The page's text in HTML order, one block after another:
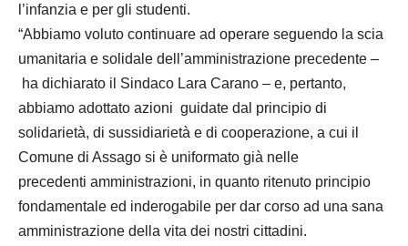
l’infanzia e per gli studenti.
“Abbiamo voluto continuare ad operare seguendo la scia
umanitaria e solidale dell’amministrazione precedente –
ha dichiarato il Sindaco Lara Carano – e, pertanto,
abbiamo adottato azioni guidate dal principio di
solidarietà, di sussidiarietà e di cooperazione, a cui il
Comune di Assago si è uniformato già nelle
precedenti amministrazioni, in quanto ritenuto principio
fondamentale ed inderogabile per dar corso ad una sana
amministrazione della vita dei nostri cittadini.